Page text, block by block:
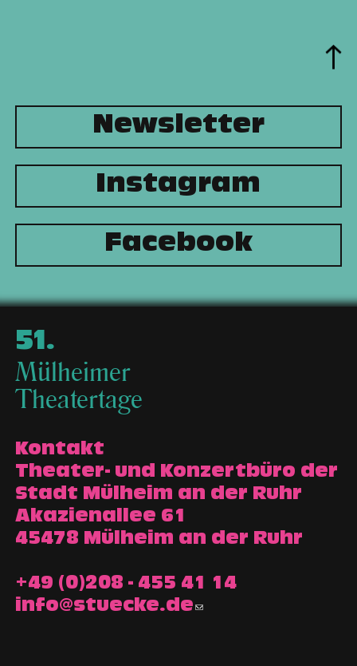
Newsletter
Instagram
Facebook
51.
Mülheimer
Theatertage
Kontakt
Theater- und Konzertbüro der
Stadt Mülheim an der Ruhr
Akazienallee 61
45478 Mülheim an der Ruhr
+49 (0)208 - 455 41 14
info@stuecke.de